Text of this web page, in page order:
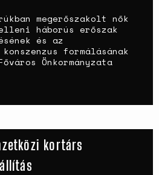
megerőszakolt nők
háborús erőszak
és az
formálásának
Önkormányzata
kortárs